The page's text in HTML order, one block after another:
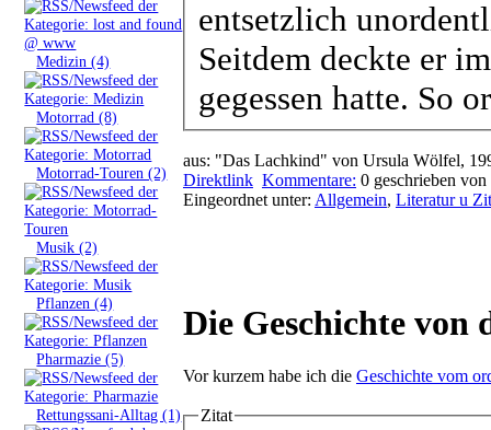
»Medizin (4)
»Motorrad (8)
»Motorrad-Touren (2)
»Musik (2)
»Pflanzen (4)
»Pharmazie (5)
»Rettungssani-Alltag (1)
entsetzlich
Seitdem deckte er
gegessen hatte. So
aus: "Das Lachkind" von Ursula Wölfel,
Direktlink Kommentare: 0 geschrieben
Eingeordnet unter: Allgemein, Literatur u
Die Geschichte von
Vor kurzem habe ich die Geschichte vom
Zitat